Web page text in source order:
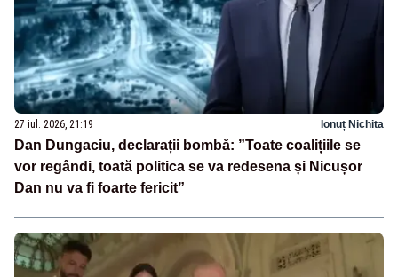
27 iul. 2026, 21:19 Ionuț Nichita
Dan Dungaciu, declarații bombă: ”Toate coalițiile se
vor regândi, toată politica se va redesena și Nicușor
Dan nu va fi foarte fericit”